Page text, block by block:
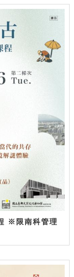
※限南科管理